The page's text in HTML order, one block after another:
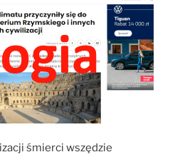
śmierci wszędzie